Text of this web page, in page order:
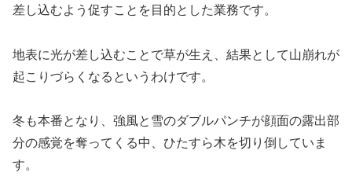
差し込むよう促すことを目的とした業務です。
地表に光が差し込むことで草が生え、結果として山崩れが
起こりづらくなるというわけです。
冬も本番となり、強風と雪のダブルパンチが顔面の露出部
分の感覚を奪ってくる中、ひたすら木を切り倒していま
す。